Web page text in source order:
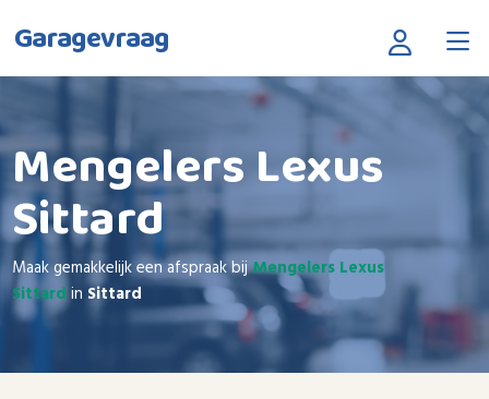
Garagevraag
Mengelers Lexus
Sittard
Maak gemakkelijk een afspraak bijMengelers Lexus
Sittardin Sittard